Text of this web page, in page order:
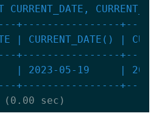
CURRENT_DATE,
+----------------
| CURRENT_DATE() |
+----------------
| 2023-05-19     |
+----------------